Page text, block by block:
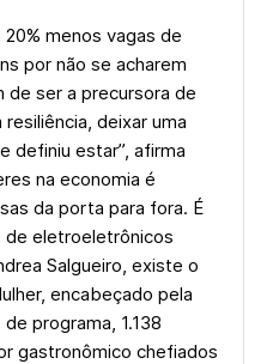
menos vagas de
por não se acharem
de ser a precursora de
deixar uma
definiu estar”, afirma
na economia é
da porta para fora. É
de eletroeletrônicos
Salgueiro, existe o
encabeçado pela
programa, 1.138
gastronômico chefiados